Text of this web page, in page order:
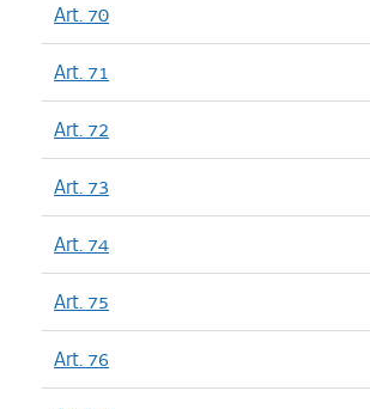
Art. 70
Art. 71
Art. 72
Art. 73
Art. 74
Art. 75
Art. 76